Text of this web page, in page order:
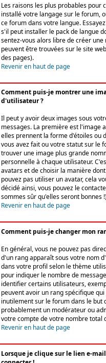
Les raisons les plus probables
installé votre langage sur le forum,
ce forum dans votre langue.
s'il peut installer le pack de langue
sentez-vous alors libre de créer
peuvent être trouvées sur le site
des pages).
Revenir en haut de page
Comment puis-je montrer une
d'utilisateur ?
Il peut y avoir deux images sous
messages. La première est l'image
elles prennent la forme d'étoiles ou
vous avez fait ou votre statut sur le
trouver une image plus grande
personnelle à chaque utilisateur.
avatars et de choisir la manière
pouvez pas utiliser un avatar, cela
décidé ainsi, vous pouvez le
sommes sûr qu'elles seront bonnes
Revenir en haut de page
Comment puis-je changer mon
En général, vous ne pouvez pas
d'un rang apparaît sous votre nom
dans votre profil selon le thème
pour indiquer le nombre de
identifier certains utilisateurs,
peuvent avoir un rang spécifique
inutilement sur le forum dans le but
probablement un modérateur ou
votre compte de votre nombre total
Revenir en haut de page
Lorsque je clique sur le lien e-